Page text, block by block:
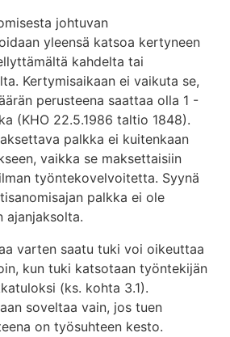
johtuvan
yleensä katsoa kertyneen
kahdelta tai
Kertymisaikaan ei vaikuta se,
perusteena saattaa olla 1 -
(KHO 22.5.1986 taltio 1848).
palkka ei kuitenkaan
vaikka se maksettaisiin
työntekovelvoitetta. Syynä
palkka ei ole
ajanjaksolta.
varten saatu tuki voi oikeuttaa
kun tuki katsotaan työntekijän
(ks. kohta 3.1).
soveltaa vain, jos tuen
on työsuhteen kesto.